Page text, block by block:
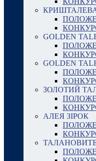
GOLDEN
GOLDEN
ЗОЛОТИЙ
АЛЕЯ ЗІРОК
ТАЛАНОВИТЕ